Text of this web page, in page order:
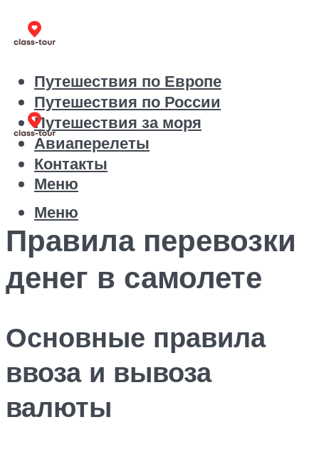
Путешествия по Европе
Путешествия по России
Путешествия за моря
Авиаперелеты
Контакты
Меню
Меню
Правила перевозки
денег в самолете
Основные правила
ввоза и вывоза
валюты